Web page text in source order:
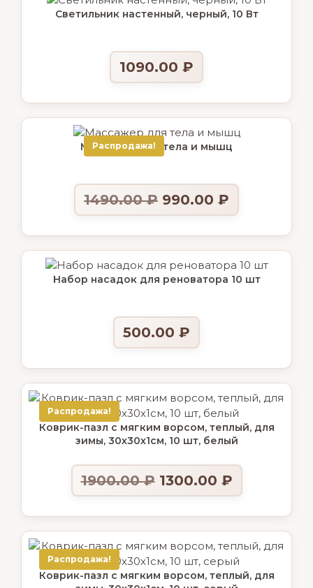
Светильник настенный, черный, 10 Вт
1090.00 ₽
Распродажа!
Массажер для тела и мышц
1490.00₽ 990.00 ₽
Набор насадок для реноватора 10 шт
500.00 ₽
Распродажа!
Коврик-пазл с мягким ворсом, теплый, для
зимы, 30х30х1см, 10 шт, белый
1900.00₽ 1300.00 ₽
Распродажа!
Коврик-пазл с мягким ворсом, теплый, для